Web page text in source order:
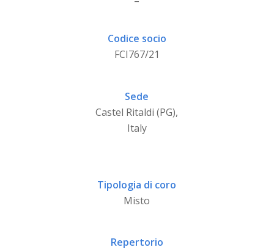
Codice socio
FCI767/21
Sede
Castel Ritaldi (PG),
Italy
Tipologia di coro
Misto
Repertorio